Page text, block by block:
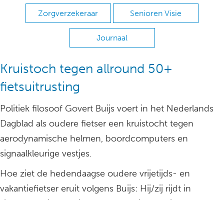
Zorgverzekeraar Senioren Visie
Journaal
Kruistoch tegen allround 50+
fietsuitrusting
Politiek filosoof Govert Buijs voert in het Nederlands
Dagblad als oudere fietser een kruistocht tegen
aerodynamische helmen, boordcomputers en
signaalkleurige vestjes.
Hoe ziet de hedendaagse oudere vrijetijds- en
vakantiefietser eruit volgens Buijs: Hij/zij rijdt in